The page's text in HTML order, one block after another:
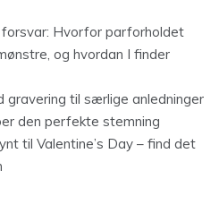
Hvorfor parforholdet
og hvordan I finder
gravering til særlige anledninger
den perfekte stemning
til Valentine’s Day – find det